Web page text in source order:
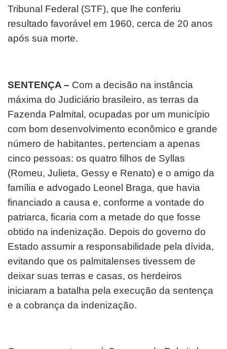
Tribunal Federal (STF), que lhe conferiu
resultado favorável em 1960, cerca de 20 anos
após sua morte.
SENTENÇA – Com a decisão na instância
máxima do Judiciário brasileiro, as terras da
Fazenda Palmital, ocupadas por um município
com bom desenvolvimento econômico e grande
número de habitantes, pertenciam a apenas
cinco pessoas: os quatro filhos de Syllas
(Romeu, Julieta, Gessy e Renato) e o amigo da
família e advogado Leonel Braga, que havia
financiado a causa e, conforme a vontade do
patriarca, ficaria com a metade do que fosse
obtido na indenização. Depois do governo do
Estado assumir a responsabilidade pela dívida,
evitando que os palmitalenses tivessem de
deixar suas terras e casas, os herdeiros
iniciaram a batalha pela execução da sentença
e a cobrança da indenização.